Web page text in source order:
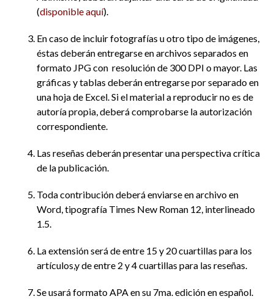
(disponible aquí).
En caso de incluir fotografías u otro tipo de imágenes,
éstas deberán entregarse en archivos separados en
formato JPG con resolución de 300 DPI o mayor. Las
gráficas y tablas deberán entregarse por separado en
una hoja de Excel. Si el material a reproducir no es de
autoría propia, deberá comprobarse la autorización
correspondiente.
Las reseñas deberán presentar una perspectiva crítica
de la publicación.
Toda contribución deberá enviarse en archivo en
Word, tipografía Times New Roman 12, interlineado
1.5.
La extensión será de entre 15 y 20 cuartillas para los
artículos,y de entre 2 y 4 cuartillas para las reseñas.
Se usará formato APA en su 7ma. edición en español.